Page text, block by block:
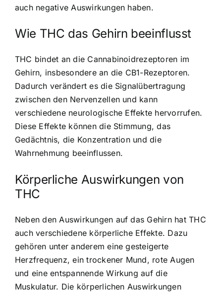
auch negative Auswirkungen haben.
Wie THC das Gehirn beeinflusst
THC bindet an die Cannabinoidrezeptoren im
Gehirn, insbesondere an die CB1-Rezeptoren.
Dadurch verändert es die Signalübertragung
zwischen den Nervenzellen und kann
verschiedene neurologische Effekte hervorrufen.
Diese Effekte können die Stimmung, das
Gedächtnis, die Konzentration und die
Wahrnehmung beeinflussen.
Körperliche Auswirkungen von
THC
Neben den Auswirkungen auf das Gehirn hat THC
auch verschiedene körperliche Effekte. Dazu
gehören unter anderem eine gesteigerte
Herzfrequenz, ein trockener Mund, rote Augen
und eine entspannende Wirkung auf die
Muskulatur. Die körperlichen Auswirkungen